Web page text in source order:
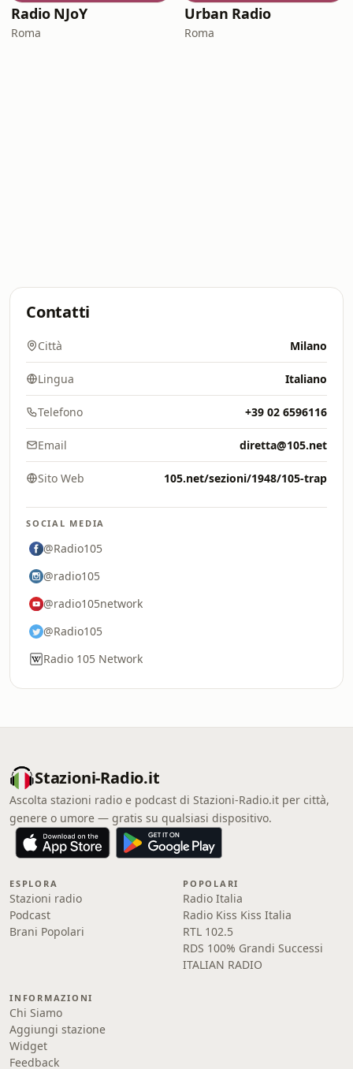
Radio NJoY
Roma
Urban Radio
Roma
Contatti
Città Milano
Lingua Italiano
Telefono +39 02 6596116
Email diretta@105.net
Sito Web 105.net/sezioni/1948/105-trap
SOCIAL MEDIA
@Radio105
@radio105
@radio105network
@Radio105
Radio 105 Network
Stazioni-Radio.it
Ascolta stazioni radio e podcast di Stazioni-Radio.it per città,
genere o umore — gratis su qualsiasi dispositivo.
ESPLORA
Stazioni radio
Podcast
Brani Popolari
POPOLARI
Radio Italia
Radio Kiss Kiss Italia
RTL 102.5
RDS 100% Grandi Successi
ITALIAN RADIO
INFORMAZIONI
Chi Siamo
Aggiungi stazione
Widget
Feedback